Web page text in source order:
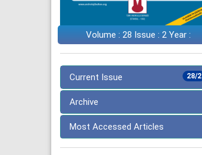
Volume : 28 Issue : 2 Year :
28/2
Current Issue
Archive
Most Accessed Articles